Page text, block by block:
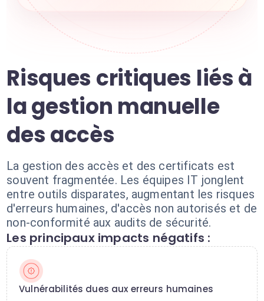
Risques critiques liés à
la gestion manuelle
des accès
La gestion des accès et des certificats est
souvent fragmentée. Les équipes IT jonglent
entre outils disparates, augmentant les risques
d'erreurs humaines, d'accès non autorisés et de
non-conformité aux audits de sécurité.
Les principaux impacts négatifs :
Vulnérabilités dues aux erreurs humaines